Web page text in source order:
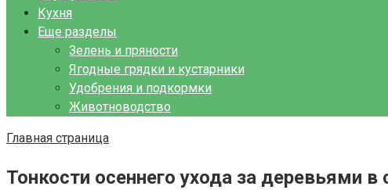
Кухня
Еще разделы
Зелень и пряности
Ягодные грядки и кустарники
Удобрения и подкормки
Животноводство
Главная страница
Тонкости осеннего ухода за деревьями в